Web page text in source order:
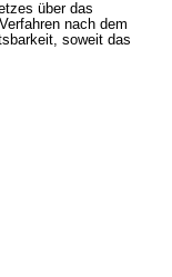
über das
nach dem
soweit das